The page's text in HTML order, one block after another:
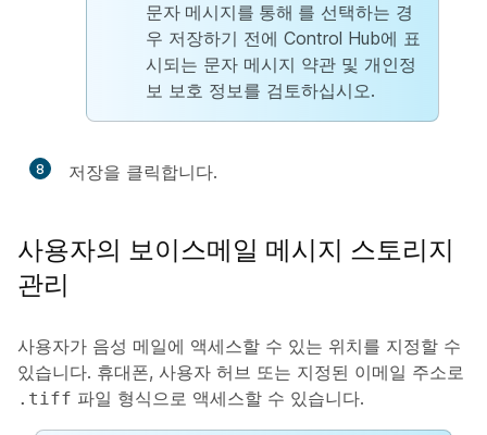
문자 메시지를 통해 를 선택하는 경
우 저장하기 전에 Control Hub에 표
시되는 문자 메시지 약관 및 개인정
보 보호 정보를 검토하십시오.
8 저장을 클릭합니다.
사용자의 보이스메일 메시지 스토리지
관리
사용자가 음성 메일에 액세스할 수 있는 위치를 지정할 수
있습니다. 휴대폰, 사용자 허브 또는 지정된 이메일 주소로
.tiff 파일 형식으로 액세스할 수 있습니다.